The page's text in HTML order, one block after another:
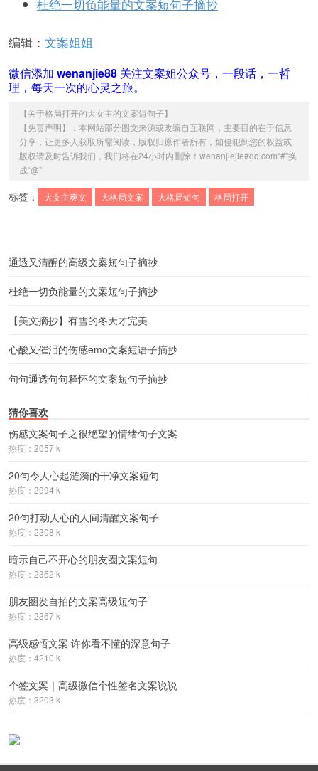
杜绝一切负能量的文案短句子摘抄
编辑： 文案姐姐
微信添加 wenanjie88 关注文案姐公众号，一段话，一哲
理，每天一次的心灵之旅。
【关于格局打开的大女主的文案短句子】
【免责声明】：本网站部分图文来源或改编自互联网，主要目的在于信息
分享，让更多人获取所需阅读，版权归原作者所有，如侵犯到您的权益或
版权请及时告诉我们，我们将在24小时内删除！wenanjiejie#qq.com“#”换
成“@”
标签： 大女主爽文 大格局文案 大格局短句 格局打开
通透又清醒的高级文案短句子摘抄
杜绝一切负能量的文案短句子摘抄
【美文摘抄】有雪的冬天才完美
心酸又催泪的伤感emo文案短语子摘抄
句句通透句句释怀的文案短句子摘抄
猜你喜欢
伤感文案句子之很绝望的情绪句子文案
热度：2057 k
20句令人心起涟漪的干净文案短句
热度：2994 k
20句打动人心的人间清醒文案句子
热度：2308 k
暗示自己不开心的朋友圈文案短句
热度：2352 k
朋友圈发自拍的文案高级短句子
热度：2367 k
高级感悟文案 许你看不懂的深意句子
热度：4210 k
个签文案｜高级微信个性签名文案说说
热度：3203 k